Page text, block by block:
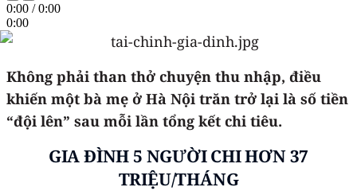
0:00 /0:00
0:00
Không phải than thở chuyện thu nhập, điều
khiến một bà mẹ ở Hà Nội trăn trở lại là số tiền
“đội lên” sau mỗi lần tổng kết chi tiêu.
GIA ĐÌNH 5 NGƯỜI CHI HƠN 37
TRIỆU/THÁNG